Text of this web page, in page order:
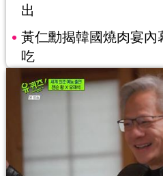
出
黃仁勳揭韓國燒肉宴
吃